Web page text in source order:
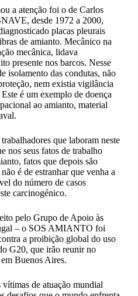
a atenção foi o de Carlos
desde 1972 a 2000,
placas pleurais
de amianto. Mecânico na
mecânica, lidava
presente nos barcos. Nesse
isolamento das condutas, não
nem existia vigilância
é um exemplo de doença
ao amianto, material
que laboram neste
nos seus fatos de trabalho
fatos que depois são
é de estranhar que venha a
do número de casos
carcinogénico.
pelo Grupo de Apoio às
– o SOS AMIANTO foi
a proibição global do uso
G20, que irão reunir no
Buenos Aires.
de atuação mundial